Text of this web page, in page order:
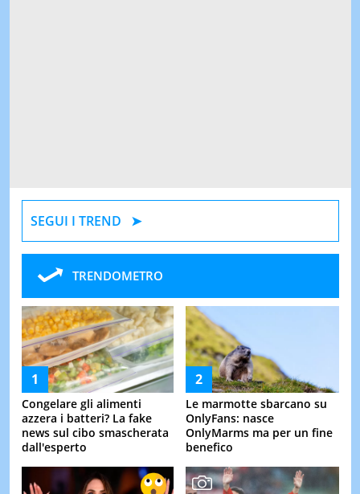
SEGUI I TREND
TRENDOMETRO
Congelare gli alimenti
azzera i batteri? La fake
news sul cibo smascherata
dall'esperto
Le marmotte sbarcano su
OnlyFans: nasce
OnlyMarms ma per un fine
benefico